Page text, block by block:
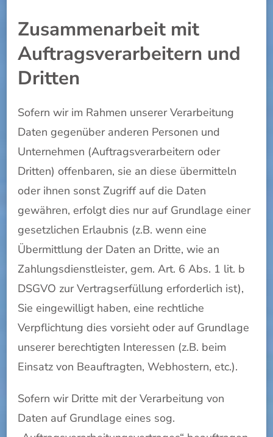
Zusammenarbeit mit
Auftragsverarbeitern und
Dritten
Sofern wir im Rahmen unserer Verarbeitung
Daten gegenüber anderen Personen und
Unternehmen (Auftragsverarbeitern oder
Dritten) offenbaren, sie an diese übermitteln
oder ihnen sonst Zugriff auf die Daten
gewähren, erfolgt dies nur auf Grundlage einer
gesetzlichen Erlaubnis (z.B. wenn eine
Übermittlung der Daten an Dritte, wie an
Zahlungsdienstleister, gem. Art. 6 Abs. 1 lit. b
DSGVO zur Vertragserfüllung erforderlich ist),
Sie eingewilligt haben, eine rechtliche
Verpflichtung dies vorsieht oder auf Grundlage
unserer berechtigten Interessen (z.B. beim
Einsatz von Beauftragten, Webhostern, etc.).
Sofern wir Dritte mit der Verarbeitung von
Daten auf Grundlage eines sog.